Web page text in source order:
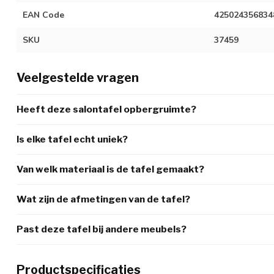
EAN Code
SKU 37459
Veelgestelde vragen
Heeft deze salontafel opbergruimte?
Is elke tafel echt uniek?
Van welk materiaal is de tafel gemaakt?
Wat zijn de afmetingen van de tafel?
Past deze tafel bij andere meubels?
Productspecificaties